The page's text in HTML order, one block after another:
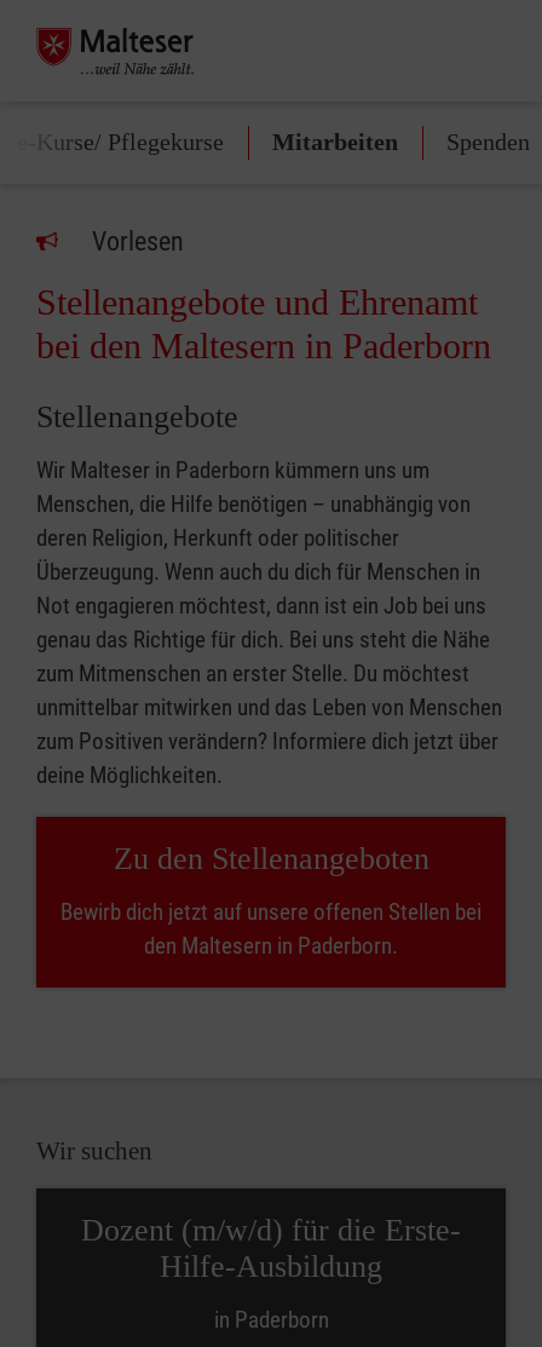
Kurse/ Pflegekurse Mitarbeiten Spenden
Vorlesen
Stellenangebote und Ehrenamt
bei den Maltesern in Paderborn
Stellenangebote
Wir Malteser in Paderborn kümmern uns um
Menschen, die Hilfe benötigen – unabhängig von
deren Religion, Herkunft oder politischer
Überzeugung. Wenn auch du dich für Menschen in
Not engagieren möchtest, dann ist ein Job bei uns
genau das Richtige für dich. Bei uns steht die Nähe
zum Mitmenschen an erster Stelle. Du möchtest
unmittelbar mitwirken und das Leben von Menschen
zum Positiven verändern? Informiere dich jetzt über
deine Möglichkeiten.
Zu den Stellenangeboten
Bewirb dich jetzt auf unsere offenen Stellen bei
den Maltesern in Paderborn.
Wir suchen
Dozent (m/w/d) für die Erste-
Hilfe-Ausbildung
in Paderborn